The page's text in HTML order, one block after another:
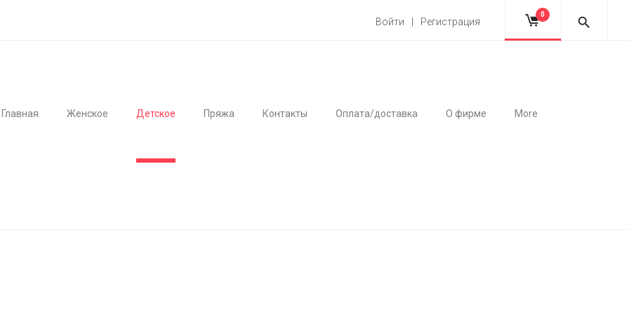
Войти | Регистрация
0
Главная Женское Детское Пряжа Контакты Оплата/доставка О фирме More